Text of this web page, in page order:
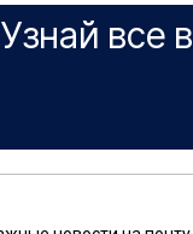
Узнай все в